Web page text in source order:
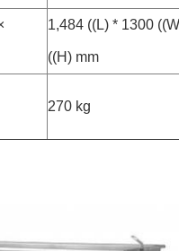
1,484 ((L) * 1300
((H) mm
270 kg